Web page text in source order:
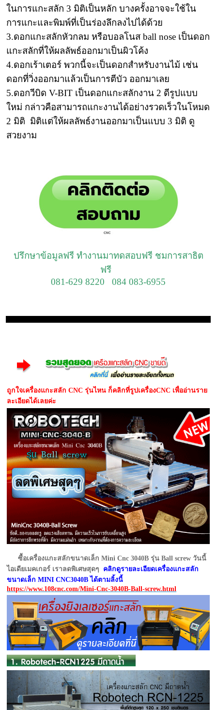
ในการแกะสลัก 3 มิติเป็นหลัก บางครั้งอาจจะใช้ใน
การแกะและพิมพ์ที่เป็นร่องลึกลงไปได้ด้วย
3.ดอกแกะสลักหัวกลม หรือบอลโนส ball nose เป็นดอก
แกะสลักที่ให้ผลลัพธ์ออกมาเป็นผิวโค้ง
4.ดอกเร้าเตอร์ พวกนี้จะเป็นดอกสำหรับงานไม้ เช่น
ดอกที่วิ่งออกมาแล้วเป็นการตีบัว ออกมาเลย
5.ดอกวีบิด V-BIT เป็นดอกแกะสลักงาน 2 ดีรูปแบบ
ใหม่ กล่าวคือสามารถแกะงานได้อย่างรวดเร็วในโหมด
2 มิติ มิติแต่ให้ผลลัพธ์งานออกมาเป็นแบบ 3 มิติ ดู
สวยงาม
ปรึกษาข้อมูลฟรี ทำงานมาทดสอบฟรี ชมการสาธิต
ฟรี
081-629 8220 084 083-6955
ถูกใจเครื่องแกะสลัก CNC รุ่นไหน ก็คลิกที่รูปเครื่องCNC เพื่ออ่านราย
ละเอียดได้เลยค่ะ
ซื้อเครื่องแกะสลักขนาดเล็ก Mini Cnc 3040B รุ่น Ball screw วันนี้
ไอเดียเมคเกอร์ เราลดพิเศษสุดๆ คลิกดูรายละเอียดเครื่องแกะสลัก
ขนาดเล็ก MINI CNC3040B ได้ตามลิ้งนี้
https://www.108cnc.com/Mini-Cnc-3040B-Ball-screw.html